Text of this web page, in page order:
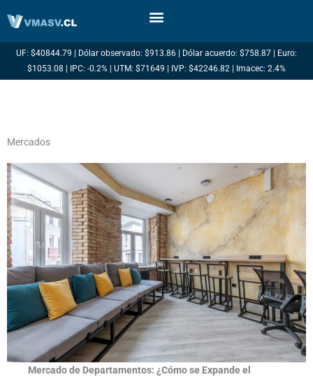
UF: $40844.79 | Dólar observado: $913.86 | Dólar acuerdo: $758.87 | Euro:
$1053.08 | IPC: -0.2% | UTM: $71649 | IVP: $42246.82 | Imacec: 2.4%
Mercados
Mercado de Departamentos: ¿Cómo se Expande el